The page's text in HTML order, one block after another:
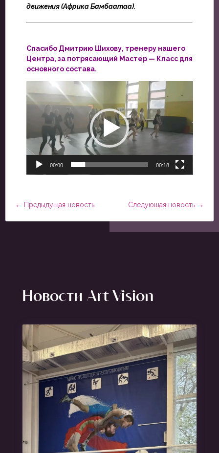
движения (Африка Бамбаатаа).
Спасибо Дмитрию Шихову, тренеру нашего
Центра, за потрясающий Мастер — Класс для
основного состава.
00:00 00:18
← Предыдущая новость Следующая новость→
Новости Art Vision